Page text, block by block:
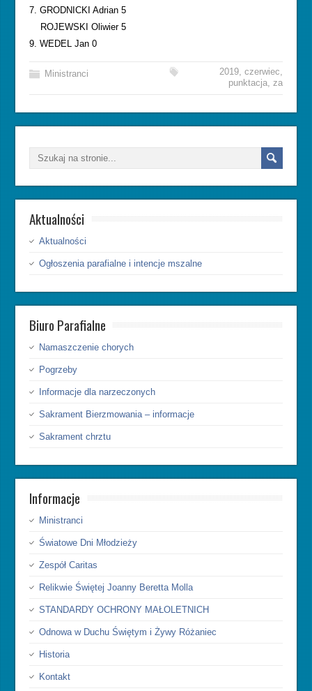
7. GRODNICKI Adrian 5
ROJEWSKI Oliwier 5
9. WEDEL Jan 0
Ministranci 2019, czerwiec,
punktacja, za
Aktualności
Aktualności
Ogłoszenia parafialne i intencje mszalne
Biuro Parafialne
Namaszczenie chorych
Pogrzeby
Informacje dla narzeczonych
Sakrament Bierzmowania – informacje
Sakrament chrztu
Informacje
Ministranci
Światowe Dni Młodzieży
Zespół Caritas
Relikwie Świętej Joanny Beretta Molla
STANDARDY OCHRONY MAŁOLETNICH
Odnowa w Duchu Świętym i Żywy Różaniec
Historia
Kontakt